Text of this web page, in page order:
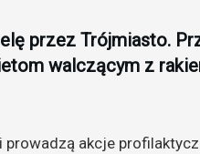
przez Trójmiasto.
walczącym z
prowadzą akcje